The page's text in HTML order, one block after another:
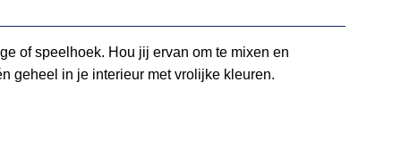
of speelhoek. Hou jij ervan om te mixen en
geheel in je interieur met vrolijke kleuren.